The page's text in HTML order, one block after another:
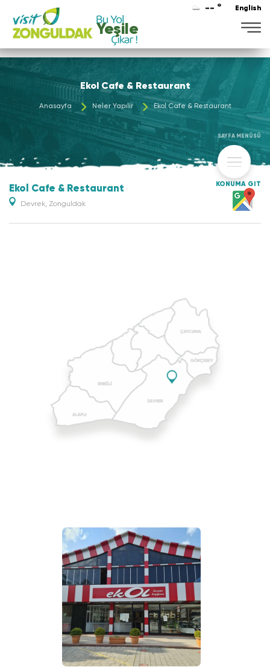
-- ° English
Yeşile
Ekol Cafe & Restaurant
Anasayfa Neler Yapılır Ekol Cafe & Restaurant
SAYFA MENÜSÜ
Ekol Cafe & Restaurant
Devrek, Zonguldak
KONUMA GİT